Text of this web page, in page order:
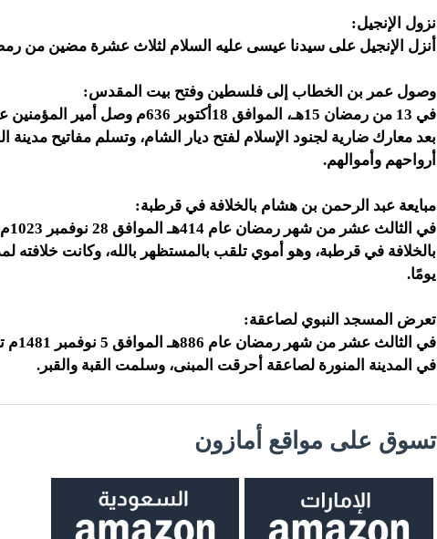
نزول الإنجيل:
أنزل الإنجيل على سيدنا عيسى عليه السلام لثلاث عشرة مضين من
وصول عمر بن الخطاب إلى فلسطين وفتح بيت المقدس:
في 13 من رمضان 15هـ، الموافق
بعد معارك ضارية لجنود الإسلام لفتح ديار الشام، وتسلم مفاتيح
أرواحهم وأموالهم.
مبايعة عبد الرحمن بن هشام بالخلافة في قرطبة:
في
بالخلافة في قرطبة، وهو أموي تلقب بالمستظهر بالله، وكانت
يومًا.
تعرض المسجد النبوي لصاعقة:
في
في المدينة المنورة لصاعقة أحرقت المبنى، وسلمت القبة والقبر.
تسوق على مواقع أمازون